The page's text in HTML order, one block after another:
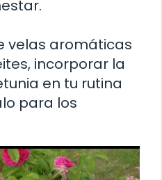
velas aromáticas
incorporar la
en tu rutina
para los